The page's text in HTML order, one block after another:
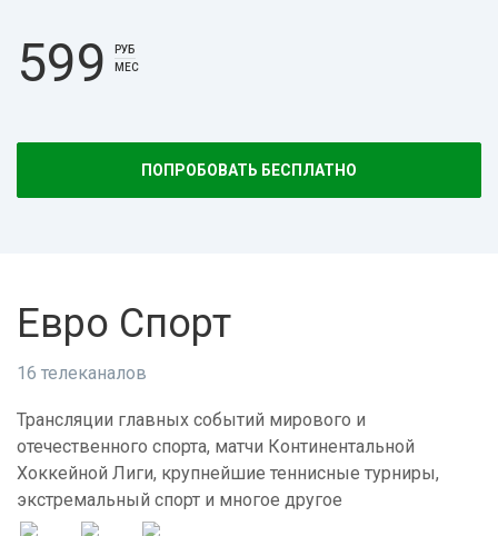
599
РУБ
МЕС
ПОПРОБОВАТЬ БЕСПЛАТНО
Евро Спорт
16 телеканалов
Трансляции главных событий мирового и
отечественного спорта, матчи Континентальной
Хоккейной Лиги, крупнейшие теннисные турниры,
экстремальный спорт и многое другое